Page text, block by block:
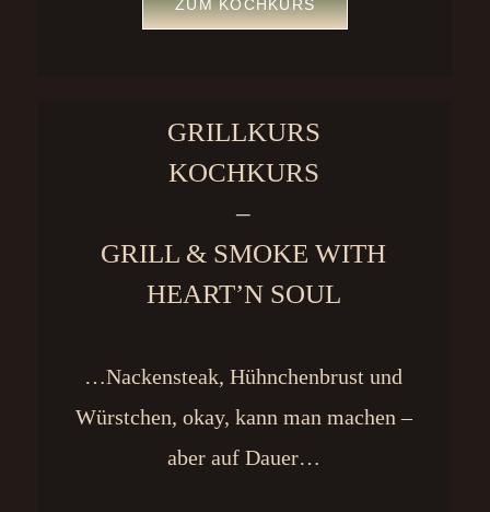
ZUM KOCHKURS
GRILLKURS
KOCHKURS
–
GRILL & SMOKE WITH
HEART’N SOUL
…Nackensteak, Hühnchenbrust und
Würstchen, okay, kann man machen –
aber auf Dauer…